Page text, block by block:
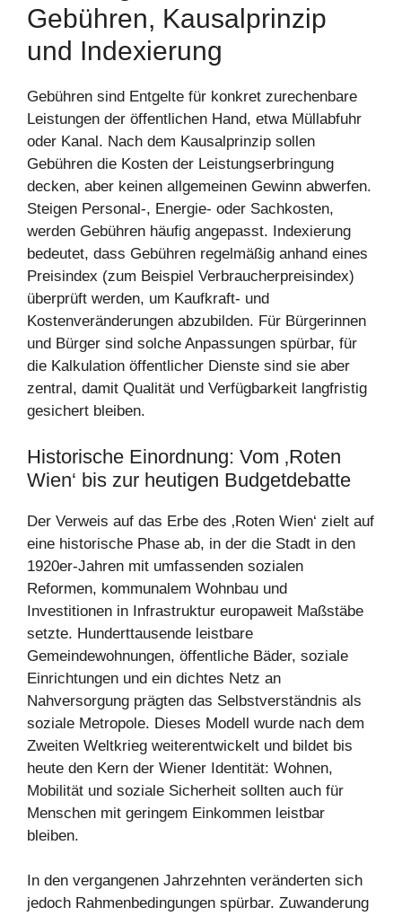
Gebühren, Kausalprinzip
und Indexierung
Gebühren sind Entgelte für konkret zurechenbare
Leistungen der öffentlichen Hand, etwa Müllabfuhr
oder Kanal. Nach dem Kausalprinzip sollen
Gebühren die Kosten der Leistungserbringung
decken, aber keinen allgemeinen Gewinn abwerfen.
Steigen Personal‑, Energie‑ oder Sachkosten,
werden Gebühren häufig angepasst. Indexierung
bedeutet, dass Gebühren regelmäßig anhand eines
Preisindex (zum Beispiel Verbraucherpreisindex)
überprüft werden, um Kaufkraft‑ und
Kostenveränderungen abzubilden. Für Bürgerinnen
und Bürger sind solche Anpassungen spürbar, für
die Kalkulation öffentlicher Dienste sind sie aber
zentral, damit Qualität und Verfügbarkeit langfristig
gesichert bleiben.
Historische Einordnung: Vom ‚Roten
Wien‘ bis zur heutigen Budgetdebatte
Der Verweis auf das Erbe des ‚Roten Wien‘ zielt auf
eine historische Phase ab, in der die Stadt in den
1920er‑Jahren mit umfassenden sozialen
Reformen, kommunalem Wohnbau und
Investitionen in Infrastruktur europaweit Maßstäbe
setzte. Hunderttausende leistbare
Gemeindewohnungen, öffentliche Bäder, soziale
Einrichtungen und ein dichtes Netz an
Nahversorgung prägten das Selbstverständnis als
soziale Metropole. Dieses Modell wurde nach dem
Zweiten Weltkrieg weiterentwickelt und bildet bis
heute den Kern der Wiener Identität: Wohnen,
Mobilität und soziale Sicherheit sollten auch für
Menschen mit geringem Einkommen leistbar
bleiben.
In den vergangenen Jahrzehnten veränderten sich
jedoch Rahmenbedingungen spürbar. Zuwanderung